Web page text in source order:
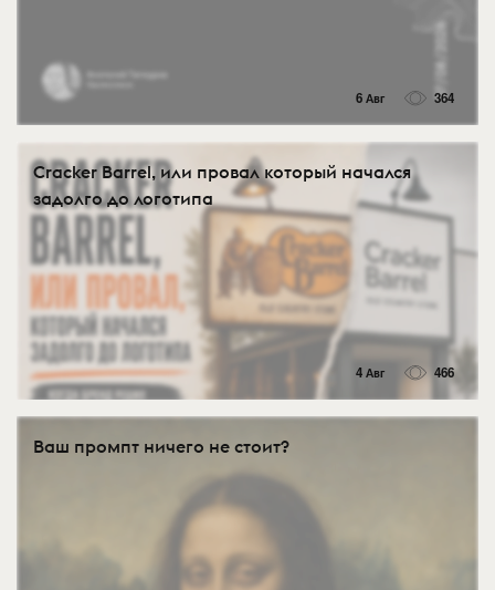
6 Авг 364
Cracker Barrel, или провал который начался
задолго до логотипа
4 Авг 466
Ваш промпт ничего не стоит?